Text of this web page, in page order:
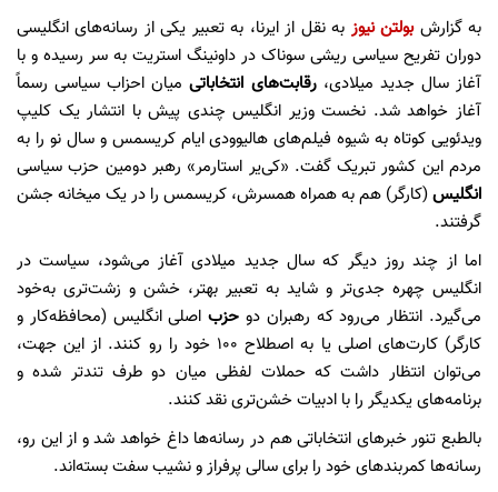
به گزارش بولتن نیوز به نقل از ایرنا، به تعبیر یکی از رسانه‌های انگلیسی
دوران تفریح سیاسی ریشی سوناک در داونینگ استریت به سر رسیده و با
آغاز سال جدید میلادی، رقابت‌های انتخاباتیمیان احزاب سیاسی رسماً
آغاز خواهد شد. نخست وزیر انگلیس چندی پیش با انتشار یک کلیپ
ویدئویی کوتاه به شیوه فیلم‌های هالیوودی ایام کریسمس و سال نو را به
مردم این کشور تبریک گفت. «کی‌یر استارمر» رهبر دومین حزب سیاسی
انگلیس(کارگر) هم به همراه همسرش، کریسمس را در یک میخانه جشن
گرفتند.
اما از چند روز دیگر که سال جدید میلادی آغاز می‌شود، سیاست در
انگلیس چهره جدی‌تر و شاید به تعبیر بهتر، خشن و زشت‌تری به‌خود
می‌گیرد. انتظار می‌رود که رهبران دو حزباصلی انگلیس (محافظه‌کار و
کارگر) کارت‌های اصلی یا به اصطلاح ۱۰۰ خود را رو کنند. از این جهت،
می‌توان انتظار داشت که حملات لفظی میان دو طرف تندتر شده و
برنامه‌های یکدیگر را با ادبیات خشن‌تری نقد کنند.
بالطبع تنور خبرهای انتخاباتی هم در رسانه‌ها داغ خواهد شد و از این رو،
رسانه‌ها کمربندهای خود را برای سالی پرفراز و نشیب سفت بسته‌اند.